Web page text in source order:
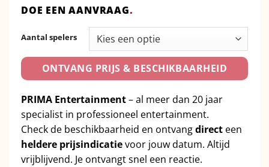
DOE EEN AANVRAAG.
Aantal spelers
ONTVANG PRIJS & BESCHIKBAARHEID
PRIMA Entertainment– al meer dan 20 jaar
specialist in professioneel entertainment.
Check de beschikbaarheid en ontvangdirect een
heldere prijsindicatievoor jouw datum. Altijd
vrijblijvend. Je ontvangt snel een reactie.